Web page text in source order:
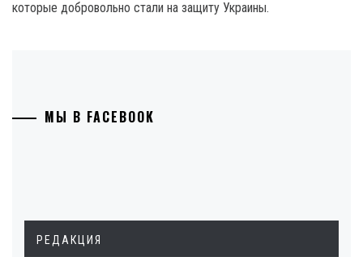
которые добровольно стали на защиту Украины.
МЫ В FACEBOOK
РЕДАКЦИЯ